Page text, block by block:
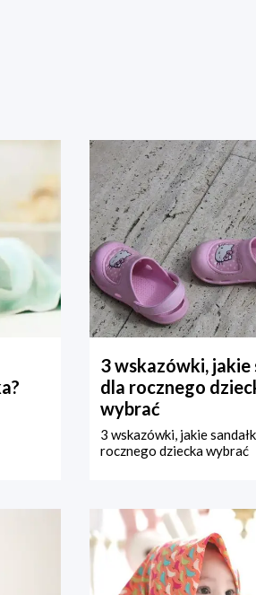
3 wskazówki, jakie
dla rocznego
wybrać
3 wskazówki, jakie
rocznego dziecka wybrać